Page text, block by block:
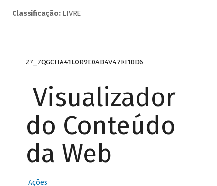
Classificação: LIVRE
Z7_7QGCHA41LOR9E0AB4V47KI18D6
Visualizador
do Conteúdo
da Web
Ações